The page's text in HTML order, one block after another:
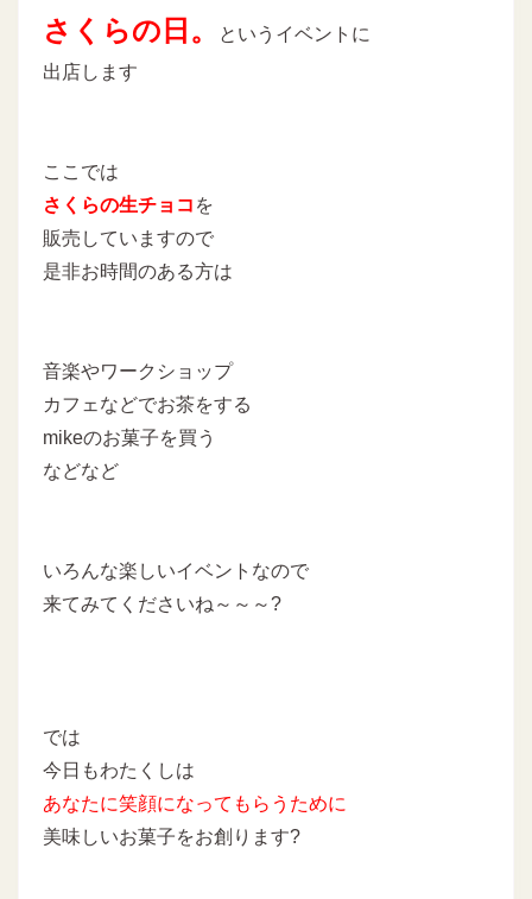
さくらの日。
というイベントに
出店します
ここでは
さくらの生チョコ を
販売していますので
是非お時間のある方は
音楽やワークショップ
カフェなどでお茶をする
mikeのお菓子を買う
などなど
いろんな楽しいイベントなので
来てみてくださいね～～～?
では
今日もわたくしは
あなたに笑顔になってもらうために
美味しいお菓子をお創ります?